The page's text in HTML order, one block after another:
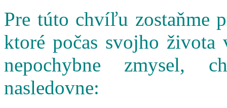
Pre túto chvíľu zostaňme
ktoré počas svojho
nepochybne zmysel,
nasledovne: